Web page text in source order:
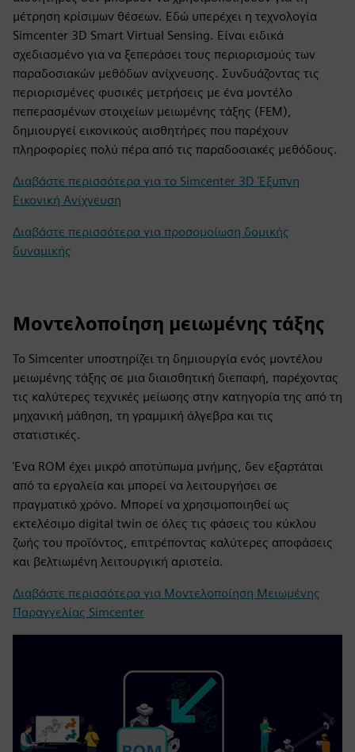
μέτρηση κρίσιμων θέσεων. Εδώ υπερέχει η τεχνολογία
Simcenter 3D Smart Virtual Sensing. Είναι ειδικά
σχεδιασμένο για να ξεπεράσει τους περιορισμούς των
παραδοσιακών μεθόδων ανίχνευσης. Συνδυάζοντας τις
περιορισμένες φυσικές μετρήσεις με ένα μοντέλο
πεπερασμένων στοιχείων μειωμένης τάξης (FEM),
δημιουργεί εικονικούς αισθητήρες που παρέχουν
πληροφορίες πολύ πέρα από τις παραδοσιακές μεθόδους.
Διαβάστε περισσότερα για το Simcenter 3D Έξυπνη
Εικονική Ανίχνευση
Διαβάστε περισσότερα για προσομοίωση δομικής
δυναμικής
Μοντελοποίηση μειωμένης τάξης
Το Simcenter υποστηρίζει τη δημιουργία ενός μοντέλου
μειωμένης τάξης σε μια διαισθητική διεπαφή, παρέχοντας
τις καλύτερες τεχνικές μείωσης στην κατηγορία της από τη
μηχανική μάθηση, τη γραμμική άλγεβρα και τις
στατιστικές.
Ένα ROM έχει μικρό αποτύπωμα μνήμης, δεν εξαρτάται
από τα εργαλεία και μπορεί να λειτουργήσει σε
πραγματικό χρόνο. Μπορεί να χρησιμοποιηθεί ως
εκτελέσιμο digital twin σε όλες τις φάσεις του κύκλου
ζωής του προϊόντος, επιτρέποντας καλύτερες αποφάσεις
και βελτιωμένη λειτουργική αριστεία.
Διαβάστε περισσότερα για Μοντελοποίηση Μειωμένης
Παραγγελίας Simcenter